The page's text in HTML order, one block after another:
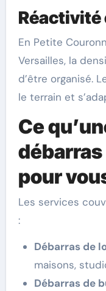
Réactivité
En Petite
Versailles, la
d’être organisé.
le terrain et
Ce
pour
Les services
:
Débarras de
maisons,
Débarras de